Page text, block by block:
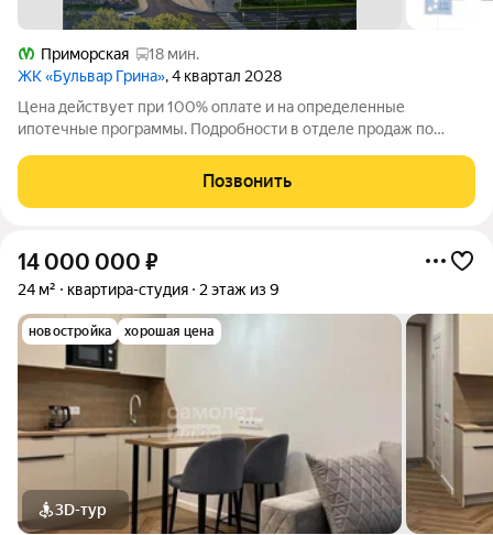
Приморская
18 мин.
ЖК «Бульвар Грина», 4 квартал 2028
Цена действует при 100% оплате и на определенные
ипотечные программы. Подробности в отделе продаж по
этаже. Общая площадь составляет 21.70 кв. м. Квартира с white
box отделкой. Срок сдачи: 4-кв.
Позвонить
14 000 000 ₽
24 м² квартира-студия 2 этаж из 9
новостройка хорошая цена
3D-тур